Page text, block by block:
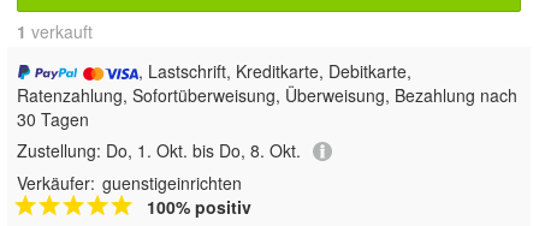
1 verkauft
, Lastschrift, Kreditkarte, Debitkarte,
Ratenzahlung, Sofortüberweisung, Überweisung, Bezahlung nach
30 Tagen
Zustellung: Do, 1. Okt. bis Do, 8. Okt.
Verkäufer: guenstigeinrichten
100% positiv